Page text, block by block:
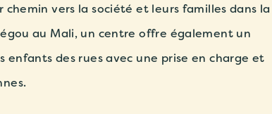
vers la société et leurs familles dans la
au Mali, un centre offre également un
enfants des rues avec une prise en charge et